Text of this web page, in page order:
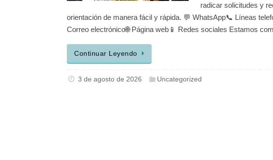
radicar solicitudes y
orientación de manera fácil y rápida. 💬 WhatsApp📞 Líneas
Correo electrónico🌐 Página web📱 Redes sociales Estamos
Continuar Leyendo
3 de agosto de 2026 Uncategorized